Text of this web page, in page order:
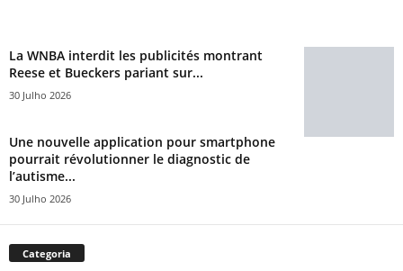
La WNBA interdit les publicités montrant
Reese et Bueckers pariant sur...
30 Julho 2026
Une nouvelle application pour smartphone
pourrait révolutionner le diagnostic de
l’autisme...
30 Julho 2026
Categoria